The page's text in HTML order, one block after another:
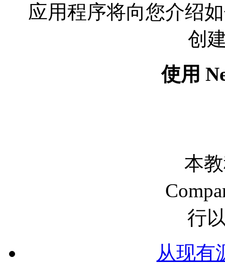
应用程序将向您介绍
创
使用
本
行
从现有